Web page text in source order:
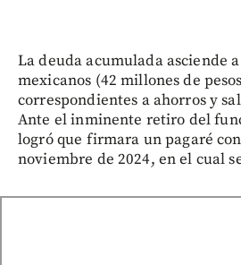
La deuda acumulada asciende a
mexicanos (42 millones de
correspondientes a ahorros y
Ante el inminente retiro del
logró que firmara un pagaré
noviembre de 2024, en el cual